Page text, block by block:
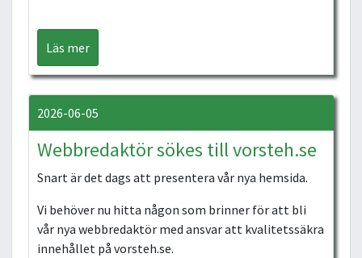
Läs mer
2026-06-05
Webbredaktör sökes till vorsteh.se
Snart är det dags att presentera vår nya hemsida.
Vi behöver nu hitta någon som brinner för att bli
vår nya webbredaktör med ansvar att kvalitetssäkra
innehållet på vorsteh.se.